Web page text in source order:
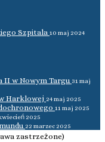
Szpitala 10 maj 2024
II w Nowym Targu 31 maj
Harklowej 24 maj 2025
11 maj 2025
2025
22 marzec 2025
zastrzeżone)